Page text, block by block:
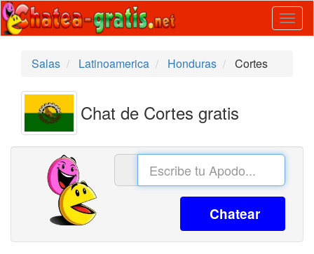
Salas
Latinoamerica Honduras Cortes
Chat de Cortes gratis
Chatear